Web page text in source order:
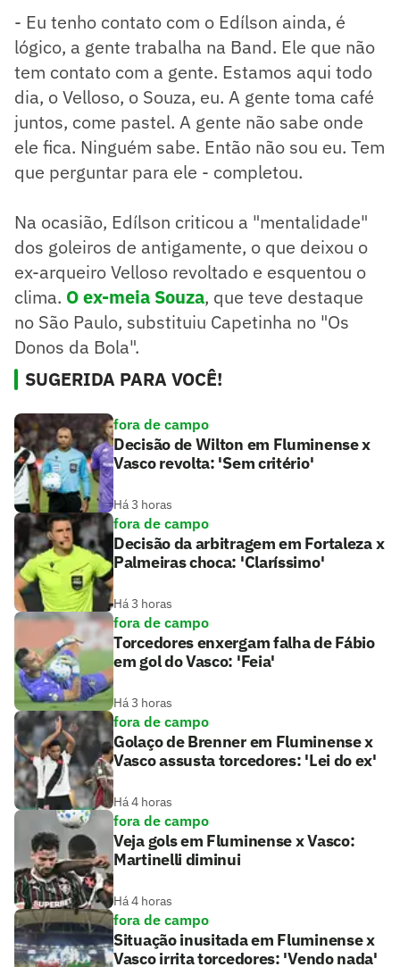
- Eu tenho contato com o Edílson ainda, é
lógico, a gente trabalha na Band. Ele que não
tem contato com a gente. Estamos aqui todo
dia, o Velloso, o Souza, eu. A gente toma café
juntos, come pastel. A gente não sabe onde
ele fica. Ninguém sabe. Então não sou eu. Tem
que perguntar para ele - completou.
Na ocasião, Edílson criticou a "mentalidade"
dos goleiros de antigamente, o que deixou o
ex-arqueiro Velloso revoltado e esquentou o
clima. O ex-meia Souza, que teve destaque
no São Paulo, substituiu Capetinha no "Os
Donos da Bola".
SUGERIDA PARA VOCÊ!
fora de campo
Decisão de Wilton em Fluminense x
Vasco revolta: 'Sem critério'
Há 3 horas
fora de campo
Decisão da arbitragem em Fortaleza x
Palmeiras choca: 'Claríssimo'
Há 3 horas
fora de campo
Torcedores enxergam falha de Fábio
em gol do Vasco: 'Feia'
Há 3 horas
fora de campo
Golaço de Brenner em Fluminense x
Vasco assusta torcedores: 'Lei do ex'
Há 4 horas
fora de campo
Veja gols em Fluminense x Vasco:
Martinelli diminui
Há 4 horas
fora de campo
Situação inusitada em Fluminense x
Vasco irrita torcedores: 'Vendo nada'